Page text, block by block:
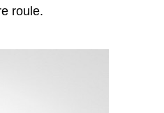
roule.